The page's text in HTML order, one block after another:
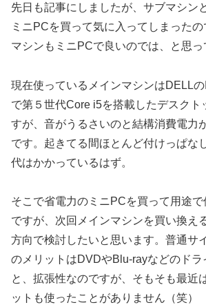
先日も記事にしましたが、サブマシン
ミニPCを買って気に入ってしまった
マシンもミニPCで良いのでは、と思っ
現在使っているメインマシンはDELL
で第５世代Core i5を搭載したデスクト
すが、音がうるさいのと結構消費電力
です。起きてる間ほとんど付けっぱな
代はかかっているはず。
そこで省電力のミニPCを買って用途
ですが、次回メインマシンを買い換え
方向で検討したいと思います。普通サ
のメリットはDVDやBlu-rayなどのドラ
と、拡張性なのですが、そもそも最近
ットも使ったことがありません（笑）